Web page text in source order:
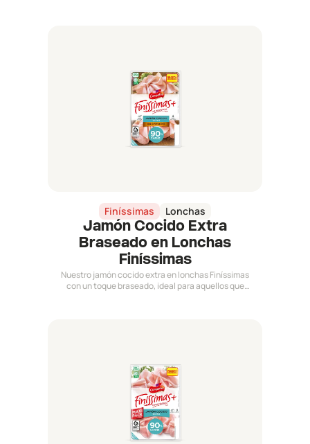
Finíssimas Lonchas
Jamón Cocido Extra
Braseado en Lonchas
Finíssimas
Nuestro jamón cocido extra en lonchas Finíssimas
con un toque braseado, ideal para aquellos que